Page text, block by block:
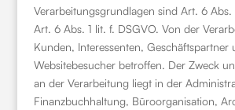
Verarbeitungsgrundlagen sind Art. 6 Abs.
Art. 6 Abs. 1 lit. f. DSGVO. Von der
Kunden, Interessenten, Geschäftspartner
Websitebesucher betroffen. Der Zweck
an der Verarbeitung liegt in der
Finanzbuchhaltung, Büroorganisation,